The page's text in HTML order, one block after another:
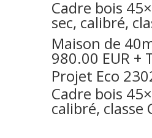
Cadre bois
sec, calibré,
Maison de
980.00 EUR +
Projet Eco
Cadre bois
calibré, classe